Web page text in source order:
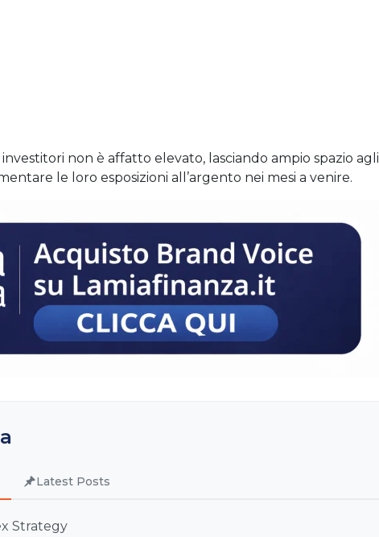
non è affatto elevato, lasciando ampio spazio agli
le loro esposizioni all’argento nei mesi a venire.
Latest Posts
Strategy